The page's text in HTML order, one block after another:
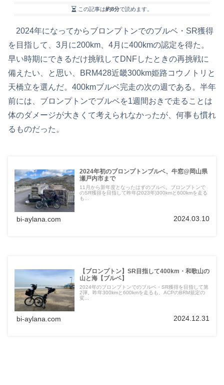
この記事は約8分で読めます。
2024年になってからブロンプトンでのブルベ・SR獲得
を目指して、3月に200km、4月に400kmの認定を得た。
早い時期にできるだけ挑戦してDNFしたときの再挑戦に
備えたい、と思い、BRM428近畿300km姫路コウノトリと
天橋立を選んだ。400kmブルベ完走の次の週である。半年
前には、ブロンプトンでブルベを1週間おきで走ることは
体のダメージが大きくて考えられなかったが、何事も慣れ
るものだった。
2024年初のブロンプトンブルベ、牛窓@岡山県
瀬戸内市まで
11月から新年度となったはずのブルベ。ブロンプトンで
のSR獲得を目指して昨年(2023年)300kmと600kmを走る
も...
bi-aylana.com 2024.03.10
【ブロンプトン】SR目指して400km・和歌山の
山と海【ブルベ】
2024年のブロンプトンでのブルベ・SR獲得を目指して第
2弾。昨年300kmと600kmを走るも、ACPのBRM規定の
変...
bi-aylana.com 2024.12.31